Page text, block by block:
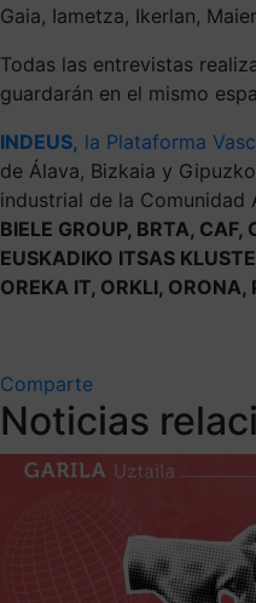
Gaia, Iametza, Ikerlan,
Todas las entrevistas
guardarán en el mismo
INDEUS, la Plataforma
de Álava, Bizkaia y
industrial de la Comunidad
BIELE GROUP, BRTA,
EUSKADIKO ITSAS
OREKA IT, ORKLI,
Comparte
Noticias